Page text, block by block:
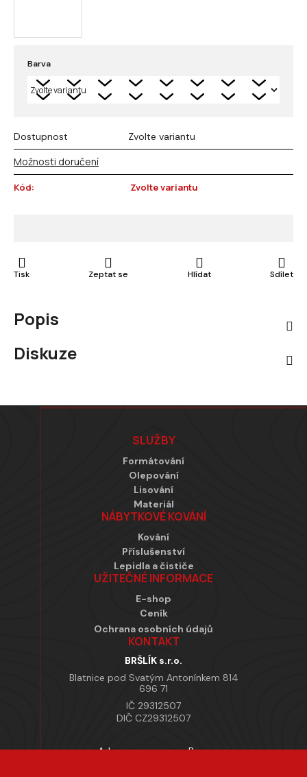
Barva
Dostupnost Zvolte variantu
Možnosti doručení
Kód: Zvolte variantu
Tisk Zeptat se Hlídat Sdílet
Popis
Diskuze
Zápatí
SLUŽBY
Formátování
Olepování
Lisování
Materiál
NÁBYTKOVÉ KOVÁNÍ
Kování
Příslušenství
Lepidla a čističe
UŽITEČNÉ INFORMACE
E-shop
Ceník
Ochrana osobních údajů
KONTAKT
BRŠLÍK s.r.o.
Blatnice pod Svatým Antonínkem 814
696 71
IČ 29312507
DIČ CZ29312507
Adresa provozovny Brno